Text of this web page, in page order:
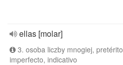
ellas [molar]
3. osoba liczby mnogiej, pretérito
imperfecto, indicativo